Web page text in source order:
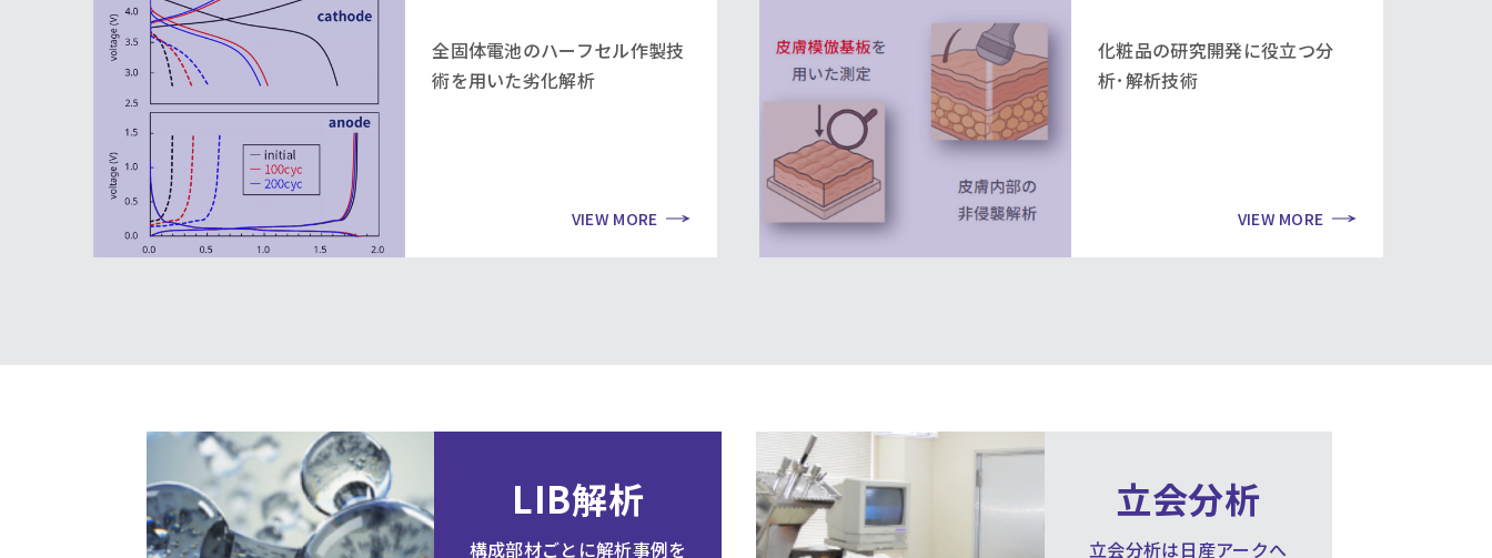
全固体電池のハーフセル作製技
術を用いた劣化解析
VIEW MORE
化粧品の研究開発に役立つ分
析･解析技術
VIEW MORE
LIB解析
構成部材ごとに解析事例を
立会分析
立会分析は日産アークへ